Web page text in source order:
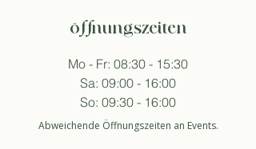
öffnungszeiten
Mo - Fr: 08:30 - 15:30
Sa: 09:00 - 16:00
So: 09:30 - 16:00
Abweichende Öffnungszeiten an Events.